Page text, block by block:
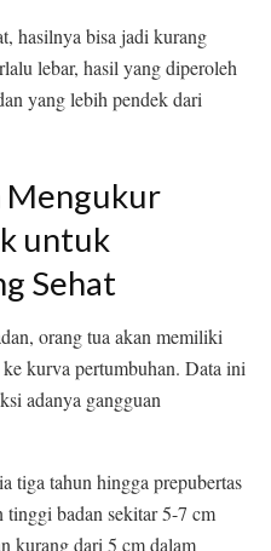
hasilnya bisa jadi kurang
lebar, hasil yang diperoleh
yang lebih pendek dari
Mengukur
untuk
Sehat
orang tua akan memiliki
kurva pertumbuhan. Data ini
adanya gangguan
tiga tahun hingga prepubertas
tinggi badan sekitar 5-7 cm
kurang dari 5 cm dalam